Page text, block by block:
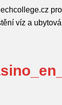
víz a